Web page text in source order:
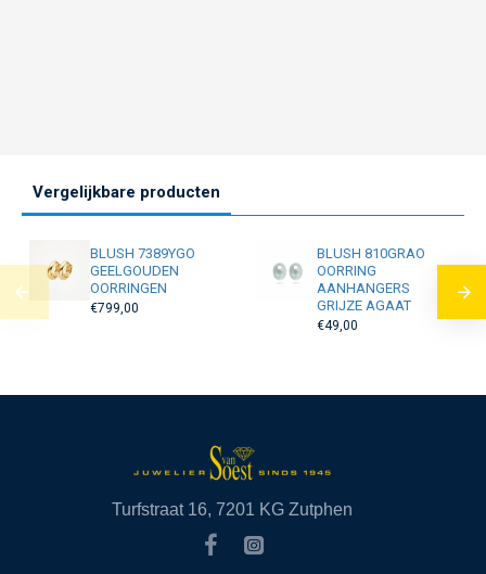
Vergelijkbare producten
BLUSH 7389YGO
GEELGOUDEN
OORRINGEN
€799,00
BLUSH 810GRAO
OORRING
AANHANGERS
GRIJZE AGAAT
€49,00
Turfstraat 16, 7201 KG Zutphen